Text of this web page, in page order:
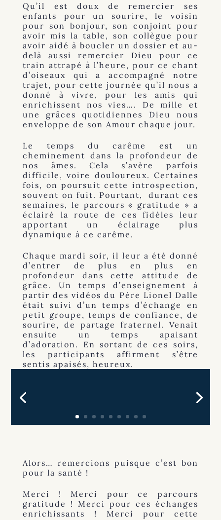
Qu’il est doux de remercier ses
enfants pour un sourire, le voisin
pour son bonjour, son conjoint pour
avoir mis la table, son collègue pour
avoir aidé à boucler un dossier et au-
delà aussi remercier Dieu pour ce
train attrapé à l’heure, pour ce chant
d’oiseaux qui a accompagné notre
trajet, pour cette journée qu’il nous a
donné à vivre, pour les amis qui
enrichissent nos vies…. De mille et
une grâces quotidiennes Dieu nous
enveloppe de son Amour chaque jour.
Le temps du carême est un
cheminement dans la profondeur de
nos âmes. Cela s’avère parfois
difficile, voire douloureux. Certaines
fois, on poursuit cette introspection,
souvent on fuit. Pourtant, durant ces
semaines, le parcours « gratitude » a
éclairé la route de ces fidèles leur
apportant un éclairage plus
dynamique à ce carême.
Chaque mardi soir, il leur a été donné
d’entrer de plus en plus en
profondeur dans cette attitude de
grâce. Un temps d’enseignement à
partir des vidéos du Père Lionel Dalle
était suivi d’un temps d’échange en
petit groupe, temps de confiance, de
sourire, de partage fraternel. Venait
ensuite un temps apaisant
d’adoration. En sortant de ces soirs,
les participants affirment s’être
sentis apaisés, heureux.
Alors… remercions puisque c’est bon
pour la santé !
Merci ! Merci pour ce parcours
gratitude ! Merci pour ces échanges
enrichissants ! Merci pour cette